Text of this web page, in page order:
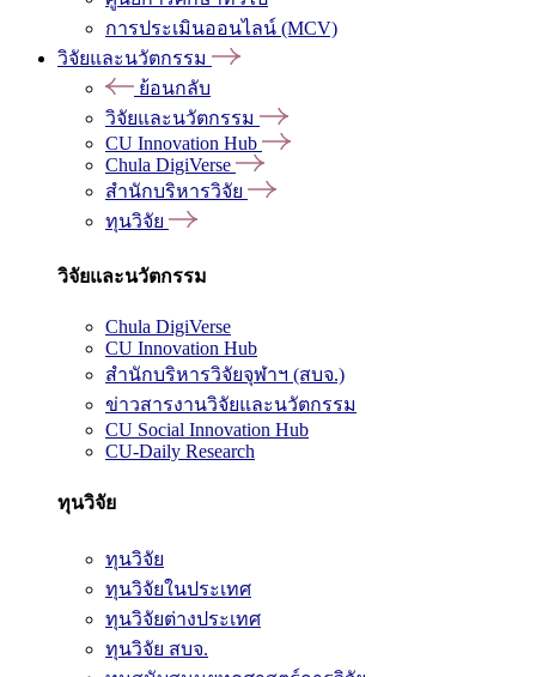
การประเมินออนไลน์ (MCV)
วิจัยและนวัตกรรม
ย้อนกลับ
วิจัยและนวัตกรรม
CU Innovation Hub
Chula DigiVerse
สำนักบริหารวิจัย
ทุนวิจัย
วิจัยและนวัตกรรม
Chula DigiVerse
CU Innovation Hub
สำนักบริหารวิจัยจุฬาฯ (สบจ.)
ข่าวสารงานวิจัยและนวัตกรรม
CU Social Innovation Hub
CU-Daily Research
ทุนวิจัย
ทุนวิจัย
ทุนวิจัยในประเทศ
ทุนวิจัยต่างประเทศ
ทุนวิจัย สบจ.